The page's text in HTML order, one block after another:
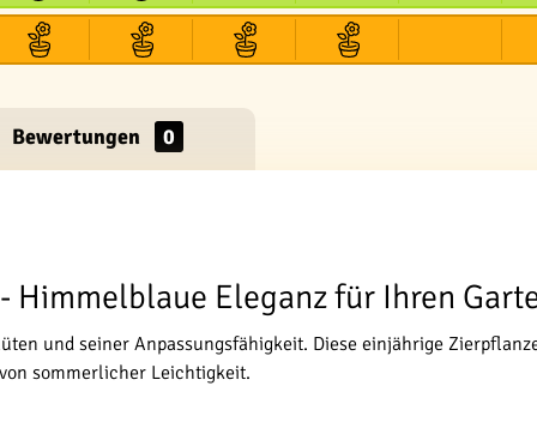
Bewertungen 0
Eleganz für Ihren
und seiner Anpassungsfähigkeit. Diese einjährige
sommerlicher Leichtigkeit.